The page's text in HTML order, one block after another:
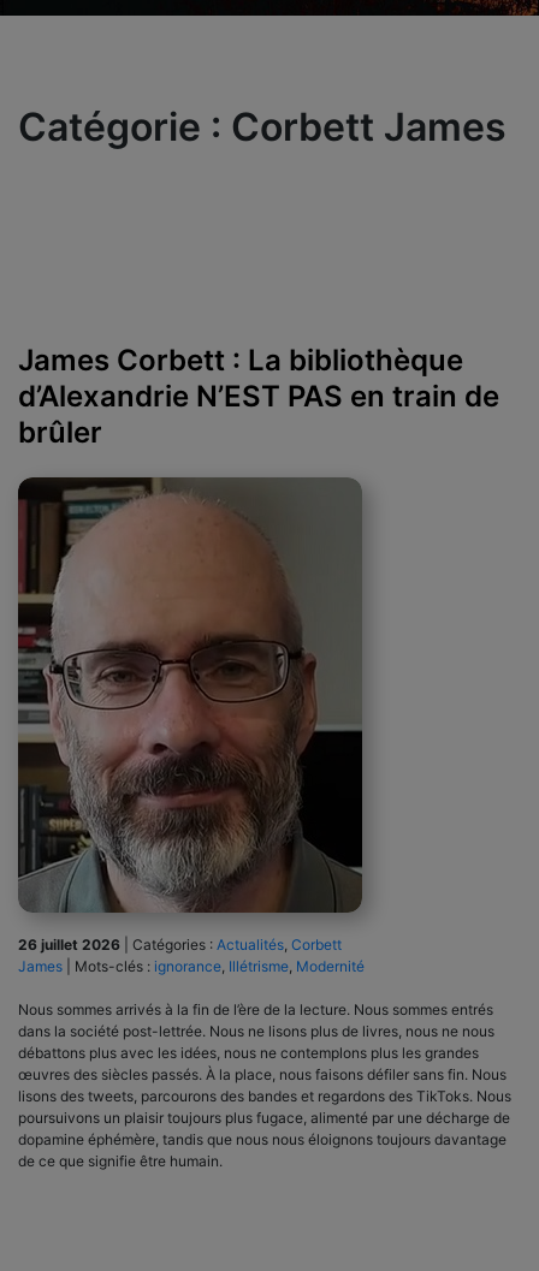
Catégorie : Corbett James
James Corbett : La bibliothèque
d’Alexandrie N’EST PAS en train de
brûler
26 juillet 2026 Catégories : Actualités Corbett
James
Mots-clés : ignorance Illétrisme Modernité
Nous sommes arrivés à la fin de l’ère de la lecture. Nous sommes entrés
dans la société post-lettrée. Nous ne lisons plus de livres, nous ne nous
débattons plus avec les idées, nous ne contemplons plus les grandes
œuvres des siècles passés. À la place, nous faisons défiler sans fin. Nous
lisons des tweets, parcourons des bandes et regardons des TikToks. Nous
poursuivons un plaisir toujours plus fugace, alimenté par une décharge de
dopamine éphémère, tandis que nous nous éloignons toujours davantage
de ce que signifie être humain.